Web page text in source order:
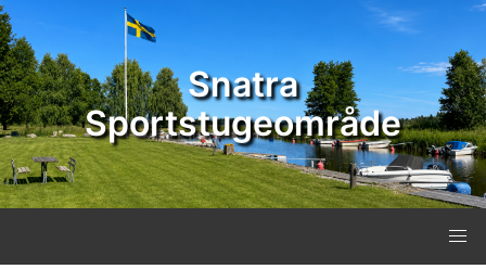
Snatra
Sportstugeområde